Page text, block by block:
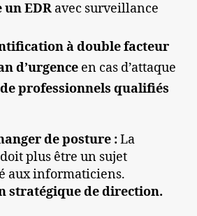
un EDR avec surveillance
à double facteur
d’urgence en cas d’attaque
professionnels qualifiés
de posture :La
plus être un sujet
aux informaticiens.
stratégique de direction.